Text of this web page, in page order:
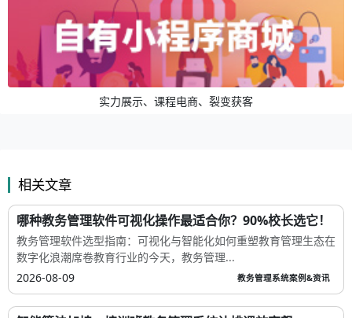
实力展示、课程电商、裂变获客
相关文章
哪种教务管理软件可视化操作最适合你？90%校长选它！
教务管理软件选型指南：可视化与智能化如何重塑教育管理生态在
数字化浪潮席卷教育行业的今天，教务管理...
2026-08-09
教务管理系统案例&资讯